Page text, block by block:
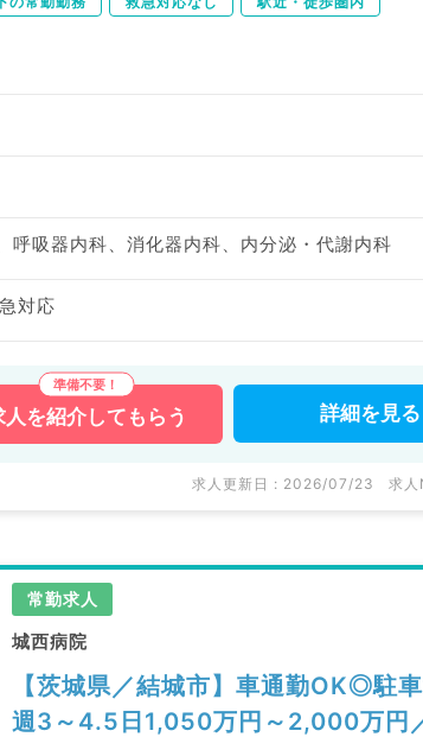
呼吸器内科、消化器内科、内分泌・代謝内科
対応
人を紹介してもらう 詳細を 見る
求人更新日 : 2026/07/23 求
常勤求人
城西病院
【茨城県／結城市】車通勤OK◎駐
週3～4.5日1,050万円～2,000万円